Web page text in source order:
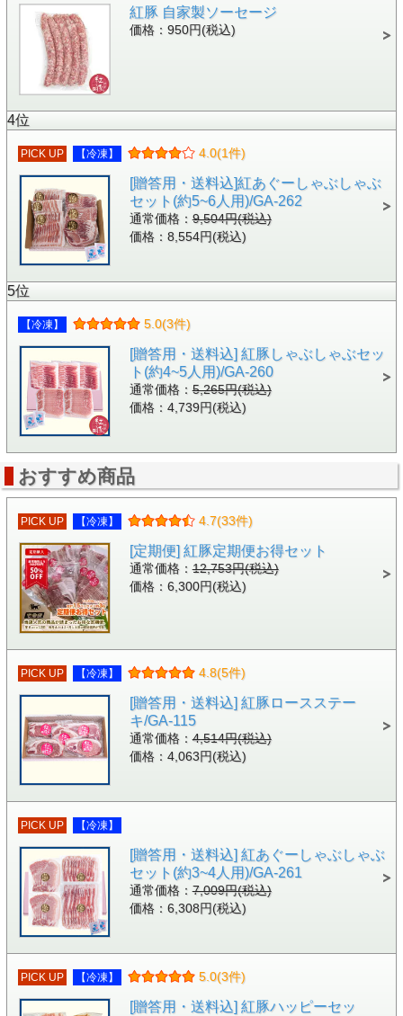
紅豚 自家製ソーセージ
価格：950円(税込)
4位
PICK UP 【冷凍】 4.0(1件)
[贈答用・送料込]紅あぐーしゃぶしゃぶ
セット(約5~6人用)/GA-262
通常価格：9,504円(税込)
価格：8,554円(税込)
5位
【冷凍】 5.0(3件)
[贈答用・送料込] 紅豚しゃぶしゃぶセッ
ト(約4~5人用)/GA-260
通常価格：5,265円(税込)
価格：4,739円(税込)
おすすめ商品
PICK UP 【冷凍】 4.7(33件)
[定期便] 紅豚定期便お得セット
通常価格：12,753円(税込)
価格：6,300円(税込)
PICK UP 【冷凍】 4.8(5件)
[贈答用・送料込] 紅豚ロースステー
キ/GA-115
通常価格：4,514円(税込)
価格：4,063円(税込)
PICK UP 【冷凍】
[贈答用・送料込] 紅あぐーしゃぶしゃぶ
セット(約3~4人用)/GA-261
通常価格：7,009円(税込)
価格：6,308円(税込)
PICK UP 【冷凍】 5.0(3件)
[贈答用・送料込] 紅豚ハッピーセッ